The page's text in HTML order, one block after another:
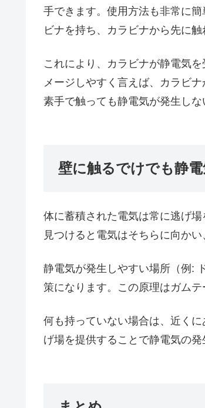
手できます。使用方法も非常に
ビナを持ち、カラビナから先に触
これにより、カラビナが静電気
メージしやすく言えば、カラビ
素手で触っても静電気が発生しな
壁に触るでけでも静
体に蓄積された電気は常に逃げ
見つけると電気はそちらに向か
静電気が発生しやすい場所（例:
策になります。この原理はガムテ
何も持っていない場合は、近く
げ場を提供することで静電気の発